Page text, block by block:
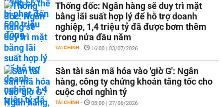
Thống đốc: Ngân hàng sẽ duy trì mặt
bằng lãi suất hợp lý để hỗ trợ doanh
nghiệp, 1,4 triệu tỷ đã được bơm thêm
trong nửa đầu năm
TÀI CHÍNH - 16:00 | 03/07/2026
Sàn tài sản mã hóa vào 'giờ G': Ngân
hàng, công ty chứng khoán tăng tốc cho
cuộc chơi nghìn tỷ
TÀI CHÍNH - 08:00 | 27/06/2026